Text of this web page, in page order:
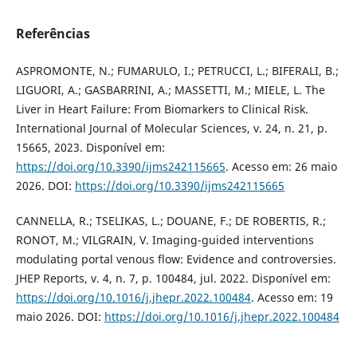
Referências
ASPROMONTE, N.; FUMARULO, I.; PETRUCCI, L.; BIFERALI, B.;
LIGUORI, A.; GASBARRINI, A.; MASSETTI, M.; MIELE, L. The
Liver in Heart Failure: From Biomarkers to Clinical Risk.
International Journal of Molecular Sciences, v. 24, n. 21, p.
15665, 2023. Disponível em:
https://doi.org/10.3390/ijms242115665. Acesso em: 26 maio
2026. DOI: https://doi.org/10.3390/ijms242115665
CANNELLA, R.; TSELIKAS, L.; DOUANE, F.; DE ROBERTIS, R.;
RONOT, M.; VILGRAIN, V. Imaging-guided interventions
modulating portal venous flow: Evidence and controversies.
JHEP Reports, v. 4, n. 7, p. 100484, jul. 2022. Disponível em:
https://doi.org/10.1016/j.jhepr.2022.100484. Acesso em: 19
maio 2026. DOI: https://doi.org/10.1016/j.jhepr.2022.100484